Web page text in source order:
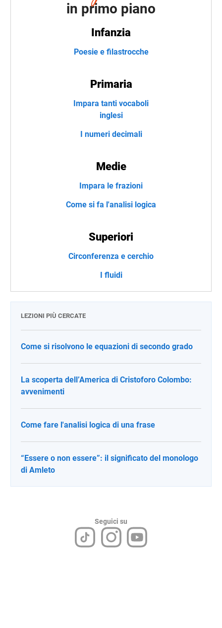
in primo piano
Infanzia
Poesie e filastrocche
Primaria
Impara tanti vocaboli
inglesi
I numeri decimali
Medie
Impara le frazioni
Come si fa l'analisi logica
Superiori
Circonferenza e cerchio
I fluidi
LEZIONI PIÙ CERCATE
Come si risolvono le equazioni di secondo grado
La scoperta dell’America di Cristoforo Colombo:
avvenimenti
Come fare l'analisi logica di una frase
“Essere o non essere”: il significato del monologo
di Amleto
Seguici su